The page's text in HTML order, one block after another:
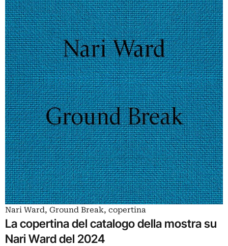
Nari Ward, Ground Break, copertina
La copertina del catalogo della mostra su
Nari Ward del 2024